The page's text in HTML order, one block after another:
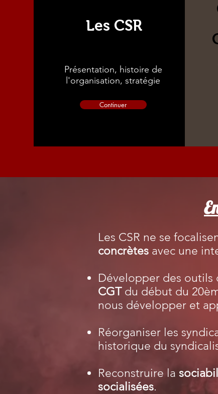
Les CSR
Présentation, histoire de
l'organisation, stratégie
Continuer
Les CSR ne se
concrètes avec une
Développer des outils
CGTdu début du
nous développer et
Réorganiser les
historique du
Reconstruire la
socialisées.